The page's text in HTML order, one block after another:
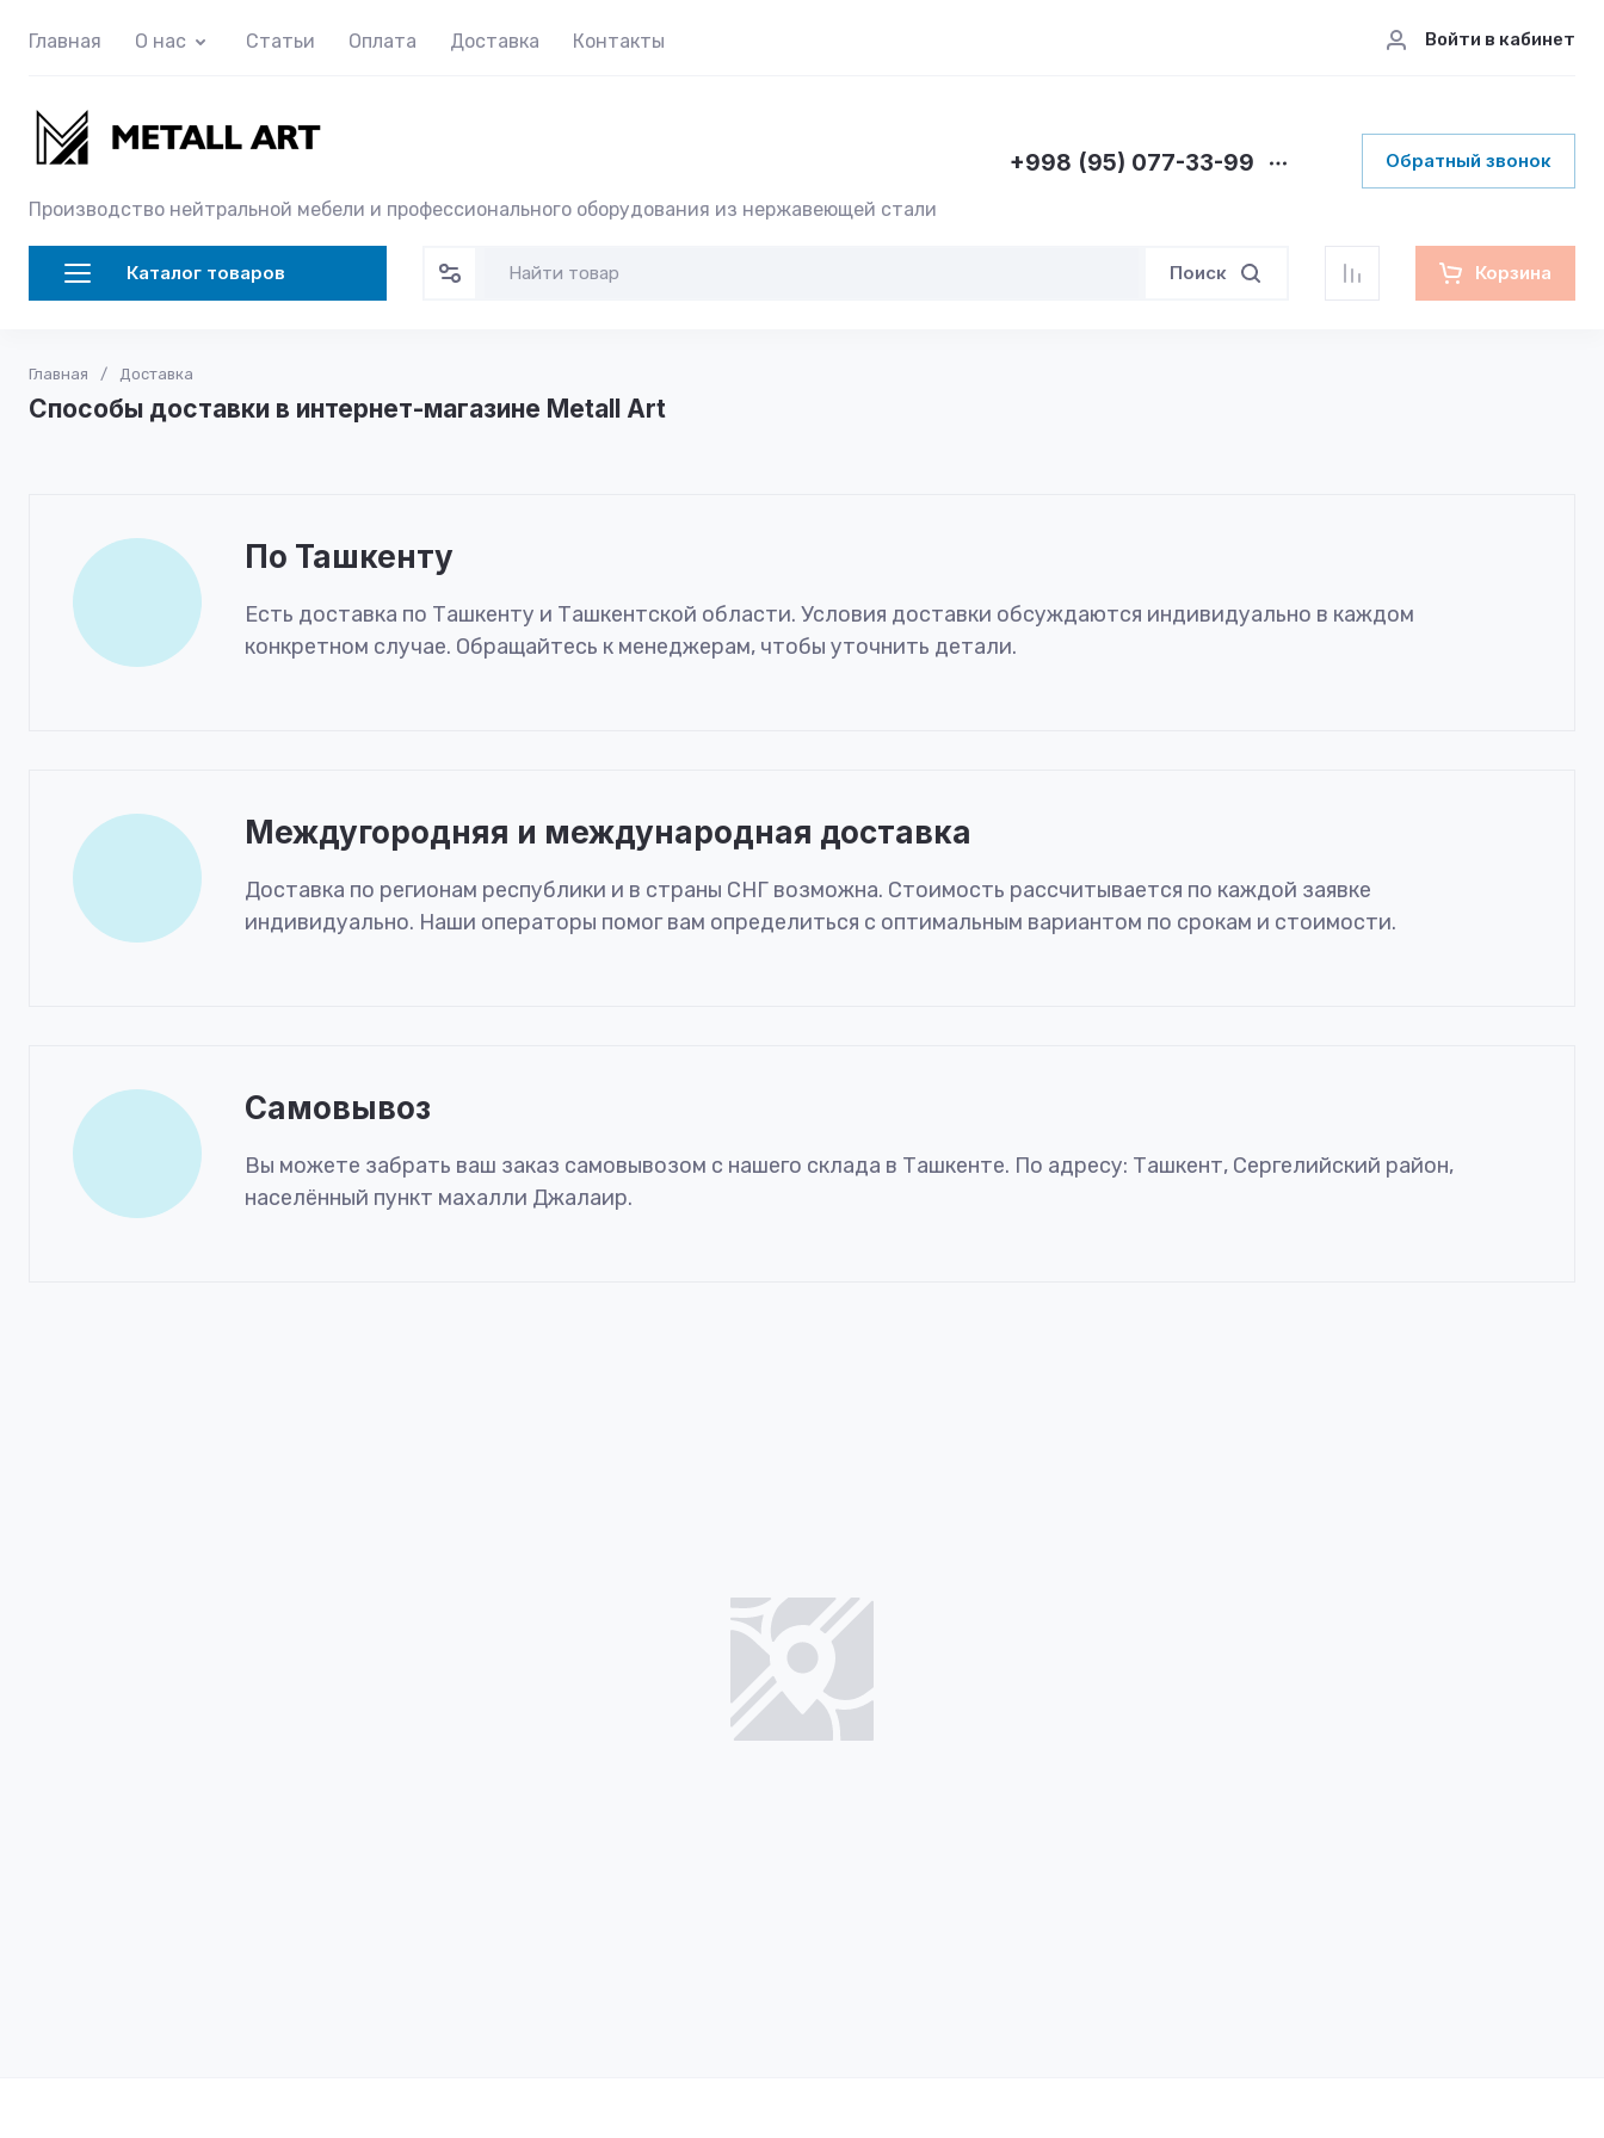
Главная О нас Статьи Оплата Доставка Контакты Войти в кабинет
Производство нейтральной мебели и профессионального оборудования из нержавеющей стали
+998 (95) 077-33-99 Обратный звонок
Каталог товаров Поиск Корзина
Главная / Доставка
Способы доставки в интернет-магазине Metall Art
По Ташкенту
Есть доставка по Ташкенту и Ташкентской области. Условия доставки обсуждаются индивидуально в каждом
конкретном случае. Обращайтесь к менеджерам, чтобы уточнить детали.
Междугородняя и международная доставка
Доставка по регионам республики и в страны СНГ возможна. Стоимость рассчитывается по каждой заявке
индивидуально. Наши операторы помог вам определиться с оптимальным вариантом по срокам и стоимости.
Самовывоз
Вы можете забрать ваш заказ самовывозом с нашего склада в Ташкенте. По адресу: Ташкент, Сергелийский район,
населённый пункт махалли Джалаир.